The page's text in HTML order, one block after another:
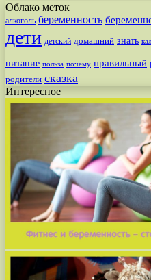
Облако меток
алкоголь беременность
дети детский домашний знать
питание польза почему правильный
родители сказка
Интересное